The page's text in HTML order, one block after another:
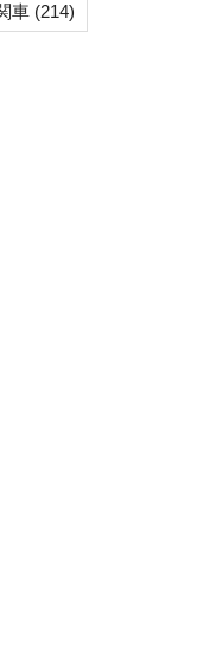
車 (214)